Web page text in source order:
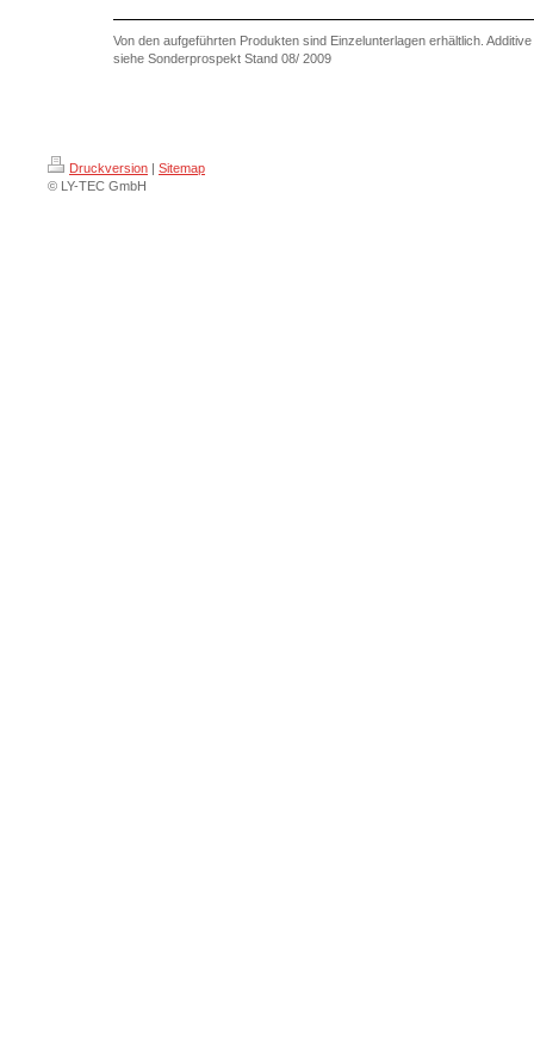
Von den aufgeführten Produkten sind Einzelunterlagen erhältlich.
siehe Sonderprospekt Stand 08/ 2009
Druckversion | Sitemap
© LY-TEC GmbH